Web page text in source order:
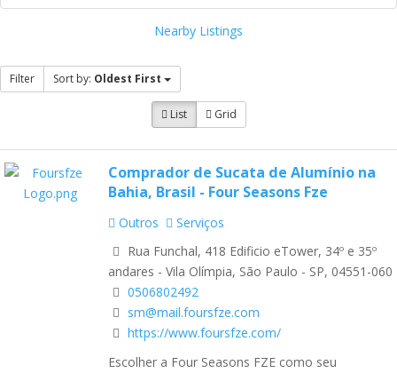
Nearby Listings
Filter Sort by: Oldest First
List Grid
Comprador de Sucata de Alumínio na
Bahia, Brasil - Four Seasons Fze
Outros
Serviços
Rua Funchal, 418 Edificio eTower, 34º e 35º
andares - Vila Olímpia, São Paulo - SP, 04551-060
0506802492
sm@mail.foursfze.com
https://www.foursfze.com/
Escolher a Four Seasons FZE como seu